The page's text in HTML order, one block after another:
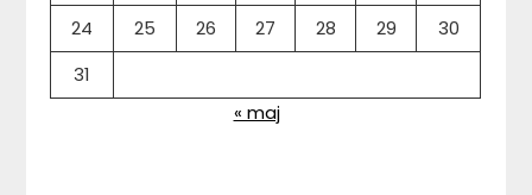
24
25 26 27 28 29
30
31
« maj